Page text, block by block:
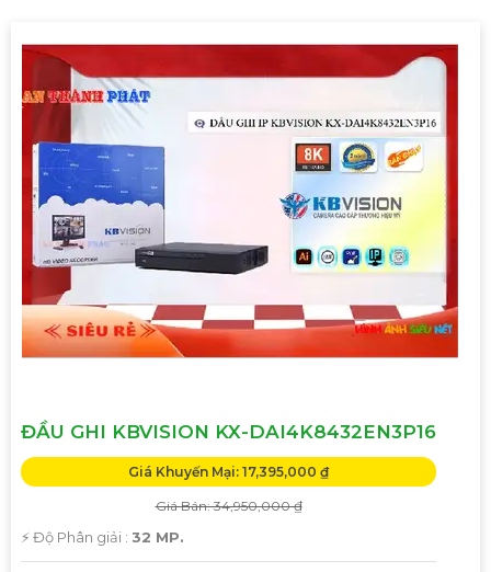
chất lượng mà còn có nhiều tính năng thông minh như
hồng ngoại, cảm biến chuyển động, và khả năng kết nối
mạng linh hoạt.
Đặt mua ngay hôm nay để hưởng chiết khấu cao và bảo vệ
ngôi nhà, cửa hàng hoặc văn phòng của bạn một cách
hiệu quả.
Hãy liên hệ với chúng tôi để được tư vấn chi tiết và giúp bạn
lựa chọn Camera Kbvision phù hợp nhất với nhu cầu của
bạn!
Trân trọng,"
Hy vọng bạn sẽ hài lòng với bản mẫu này. Nếu bạn cần
viết lại Cung cấp cho công trình.
ĐẦU GHI KBVISION KX-DAI4K8432EN3P16
Giá Khuyến Mại: 17,395,000 ₫
Giá Bán: 34,950,000 ₫
️⚡ Độ Phân giải : 32 MP.